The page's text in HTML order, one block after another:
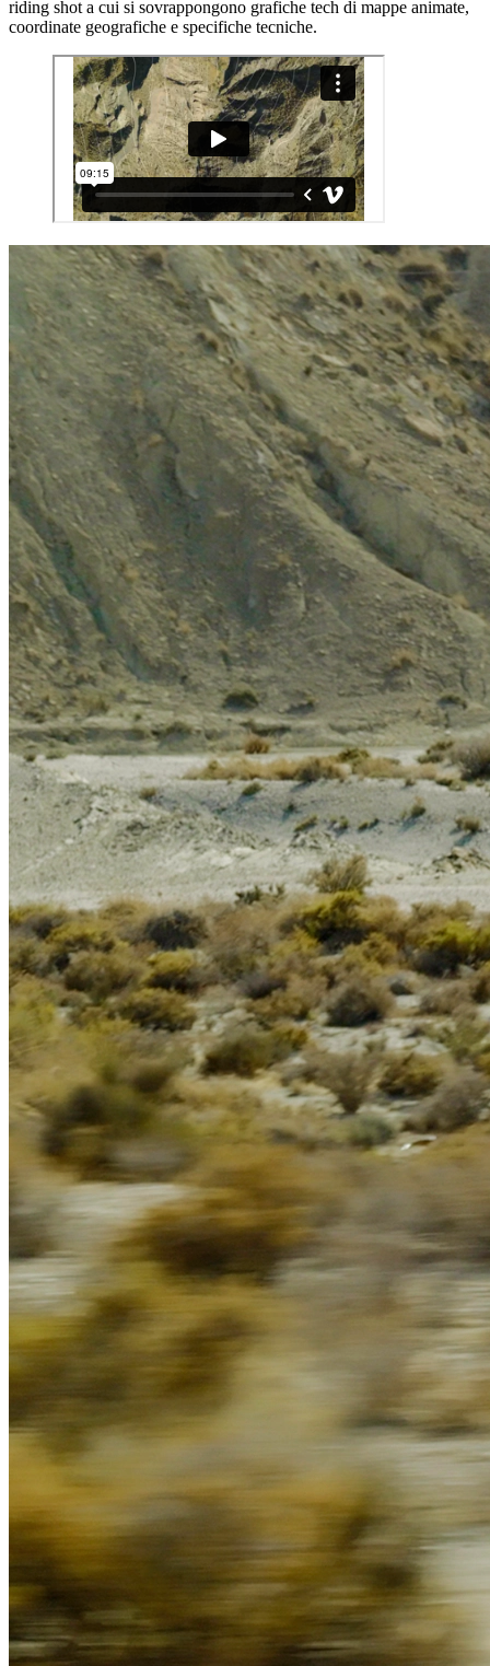
riding shot a cui si sovrappongono grafiche tech di mappe animate,
coordinate geografiche e specifiche tecniche.